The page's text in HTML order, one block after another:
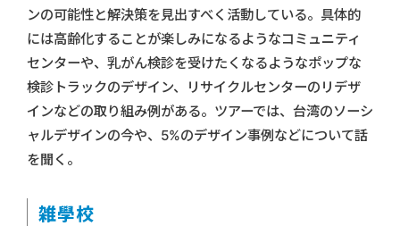
ンの可能性と解決策を見出すべく活動している。具体的
には高齢化することが楽しみになるようなコミュニティ
センターや、乳がん検診を受けたくなるようなポップな
検診トラックのデザイン、リサイクルセンターのリデザ
インなどの取り組み例がある。ツアーでは、台湾のソーシ
ャルデザインの今や、5%のデザイン事例などについて話
を聞く。
雑學校